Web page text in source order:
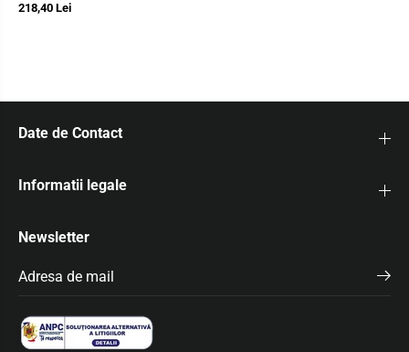
218,40 Lei
Date de Contact
Informatii legale
Newsletter